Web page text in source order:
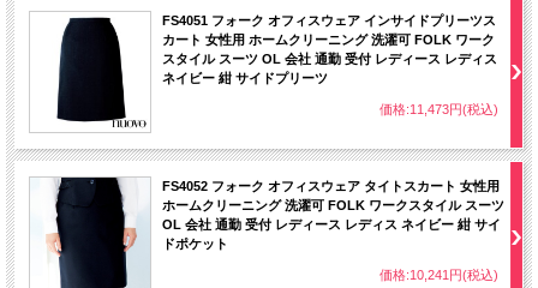
FS4051 フォーク オフィスウェア インサイドプリーツス
カート 女性用 ホームクリーニング 洗濯可 FOLK ワーク
スタイル スーツ OL 会社 通勤 受付 レディース レディス
ネイビー 紺 サイドプリーツ
価格:11,473円(税込)
FS4052 フォーク オフィスウェア タイトスカート 女性用
ホームクリーニング 洗濯可 FOLK ワークスタイル スーツ
OL 会社 通勤 受付 レディース レディス ネイビー 紺 サイ
ドポケット
価格:10,241円(税込)